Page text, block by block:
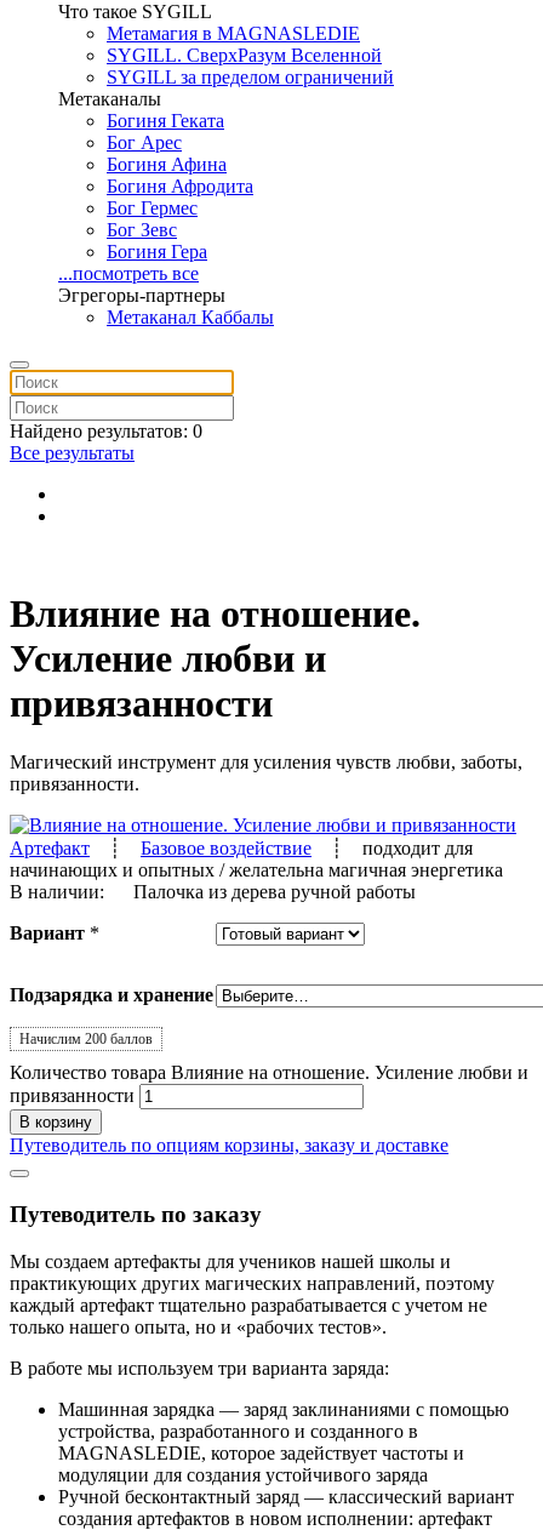
Что такое SYGILL
Метамагия в MAGNASLEDIE
SYGILL. СверхРазум Вселенной
SYGILL за пределом ограничений
Метаканалы
Богиня Геката
Бог Арес
Богиня Афина
Богиня Афродита
Бог Гермес
Бог Зевс
Богиня Гера
...посмотреть все
Эгрегоры-партнеры
Метаканал Каббалы
Найдено результатов: 0
Все результаты
Влияние на отношение.
Усиление любви и
привязанности
Магический инструмент для усиления чувств любви, заботы,
привязанности.
Артефакт ┊ Базовое воздействие ┊ подходит для
начинающих и опытных / желательна магичная энергетика
В наличии:
Палочка из дерева ручной работы
Вариант *
Подзарядка и хранение
Начислим 200 баллов
Количество товара Влияние на отношение. Усиление любви и
привязанности
В корзину
Путеводитель по опциям корзины, заказу и доставке
Путеводитель по заказу
Мы создаем артефакты для учеников нашей школы и
практикующих других магических направлений, поэтому
каждый артефакт тщательно разрабатывается с учетом не
только нашего опыта, но и «рабочих тестов».
В работе мы используем три варианта заряда:
Машинная зарядка — заряд заклинаниями с помощью
устройства, разработанного и созданного в
MAGNASLEDIE, которое задействует частоты и
модуляции для создания устойчивого заряда
Ручной бесконтактный заряд — классический вариант
создания артефактов в новом исполнении: артефакт